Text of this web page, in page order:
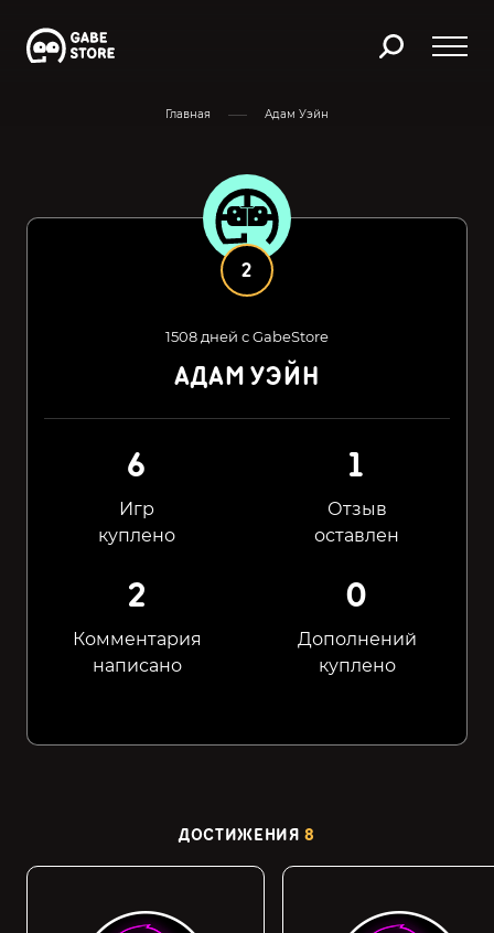
Главная Адам Уэйн
2
1508 дней с GabeStore
АДАМ УЭЙН
6
Игр
куплено
1
Отзыв
оставлен
2
Комментария
написано
0
Дополнений
куплено
ДОСТИЖЕНИЯ8